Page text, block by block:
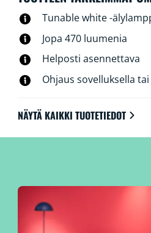
Tunable white -
Jopa 470 luumenia
Helposti asennettava
Ohjaus sovelluksella
NÄYTÄ KAIKKI TUOTETIEDOT